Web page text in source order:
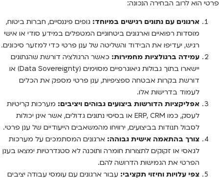
פרטי הוא לרוב הבחירה הנכונה:
ארגונים עם נתונים רגישים במיוחד: גופים פיננסיים, חברות ביטוח,
מוסדות רפואיים וארגונים ביטחוניים המטפלים במידע סודי או אישי
רגיש, יעדיפו את הבידוד והשליטה של ענן פרטי כדי למזער סיכונים.
עמידה ברגולציות מחמירות: כאשר הרגולציה דורשת שהנתונים
יישארו בתוך גבולות גיאוגרפיים מסוימים (Data Sovereignty) או
דורשת בקרות אבטחה ספציפיות, ענן פרטי מספק את הכלים
לעמוד בדרישות אלו.
אפליקציות הדורשות ביצועים גבוהים ויציבים: מערכות קריטיות
לעסק, כמו ERP, CRM או בסיסי נתונים גדולים, אשר אינן יכולות
לסבול תנודות בביצועים, ירוויחו מהמשאבים הייעודיים של ענן פרטי.
צורך בהתאמה אישית גבוהה: ארגונים המסתמכים על מערכות
לגאסי או זקוקים לתצורות חומרה ותוכנה לא סטנדרטיות ימצאו בענן
הפרטי את הגמישות הדרושה להם.
צפי עלויות וחיזוי תקציבי: עבור ארגונים עם עומסי עבודה יציבים